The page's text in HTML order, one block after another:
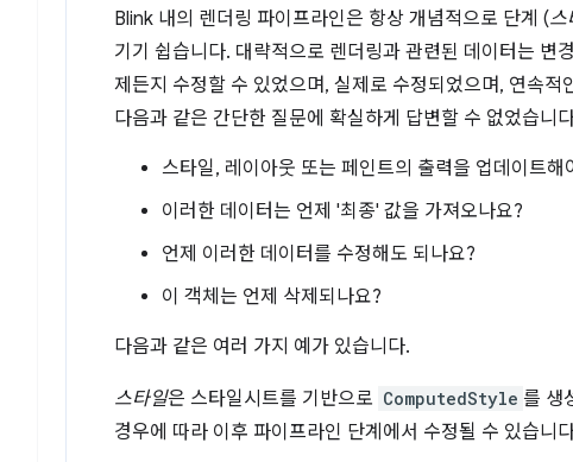
Blink 내의 렌더링 파이프라인은 항상 개념적으로 단계 (스
기기 쉽습니다. 대략적으로 렌더링과 관련된 데이터는 변
제든지 수정할 수 있었으며, 실제로 수정되었으며, 연속
다음과 같은 간단한 질문에 확실하게 답변할 수 없었습니
스타일, 레이아웃 또는 페인트의 출력을 업데이트해
이러한 데이터는 언제 '최종' 값을 가져오나요?
언제 이러한 데이터를 수정해도 되나요?
이 객체는 언제 삭제되나요?
다음과 같은 여러 가지 예가 있습니다.
스타일은 스타일시트를 기반으로 ComputedStyle 를 생
경우에 따라 이후 파이프라인 단계에서 수정될 수 있습니